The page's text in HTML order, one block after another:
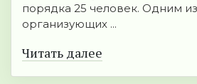
порядка 25 человек. Одним
организующих ...
Читать далее